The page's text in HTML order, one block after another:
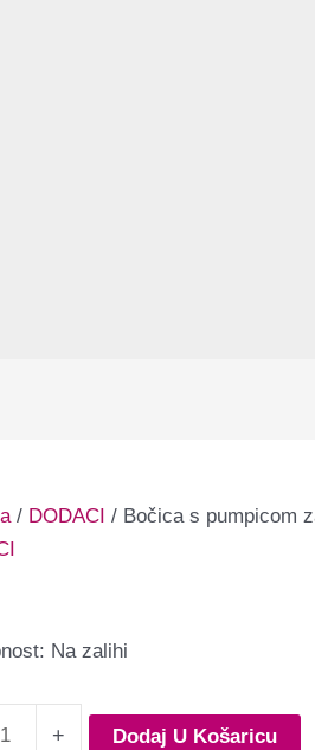
/ DODACI / Bočica s pumpicom
Na zalihi
+ Dodaj U Košaricu